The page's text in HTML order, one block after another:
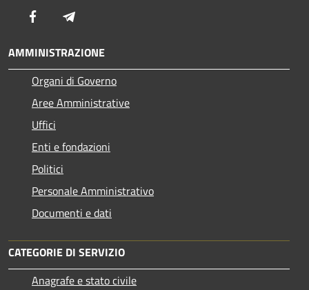
Facebook
AMMINISTRAZIONE
Organi di Governo
Aree Amministrative
Uffici
Enti e fondazioni
Politici
Personale Amministrativo
Documenti e dati
CATEGORIE DI SERVIZIO
Anagrafe e stato civile